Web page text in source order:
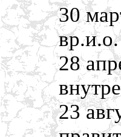
30
28
23